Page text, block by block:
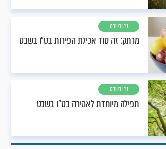
ט"ו בשבט
מרתק: זה סוד אכילת הפירות בט"ו בשבט
ט"ו בשבט
תפילה מיוחדת לאמירה בט"ו בשבט